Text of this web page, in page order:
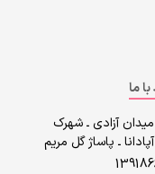
با ما
میدان آزادی ـ شهرک
آپادانا ـ پاساژ گل مریم